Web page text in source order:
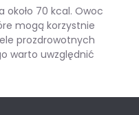
70 kcal. Owoc
mogą korzystnie
prozdrowotnych
warto uwzględnić